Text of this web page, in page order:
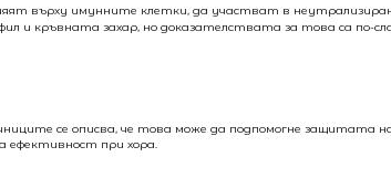
върху имунните клетки, да участват в
и кръвната захар, но доказателствата за това са по-
се описва, че това може да подпомогне защитата
ефективност при хора.